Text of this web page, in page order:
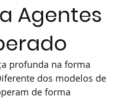
Agentes
profunda na forma
dos modelos de
de forma